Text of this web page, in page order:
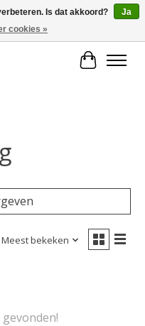
Meest bekeken
Is dat akkoord?
Ja
cookies »